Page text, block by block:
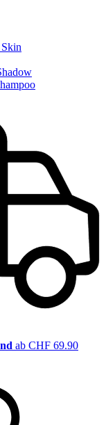
ab CHF 69.90